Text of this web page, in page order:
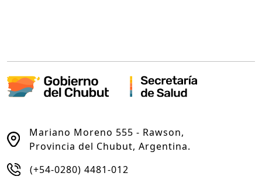
Mariano Moreno 555 - Rawson,
Provincia del Chubut, Argentina.
(+54-0280) 4481-012